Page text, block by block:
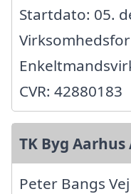
Startdato: 05.
CVR: 42880183
TK Byg Aarhus
Peter Bangs